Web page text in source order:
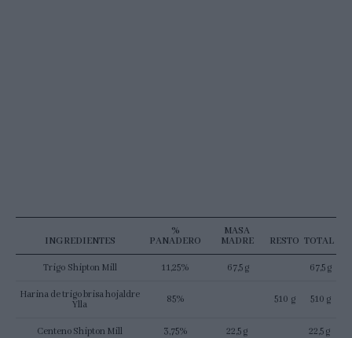
INGREDIENTES
%
PANADERO
MASA
MADRE
RESTO TOTAL
Trigo Shipton Mill 11,25% 67,5 g 67,5 g
Harina de trigo brisa hojaldre
Ylla
85% 510 g 510 g
Centeno Shipton Mill 3,75% 22,5 g 22,5 g